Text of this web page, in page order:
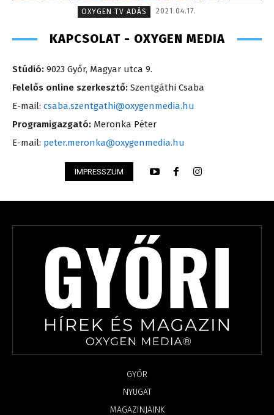
OXYGEN TV ADÁS
2021.04.17.
KAPCSOLAT - OXYGEN MEDIA
Stúdió: 9023 Győr, Magyar utca 9.
Felelős online szerkesztő: Szentgáthi Csaba
E-mail: csaba.szentgathi@oxygenmedia.hu
Programigazgató: Meronka Péter
E-mail: peter.meronka@oxygenmedia.hu
IMPRESSZUM
GYŐR
NYUGAT
MAGAZINJAINK